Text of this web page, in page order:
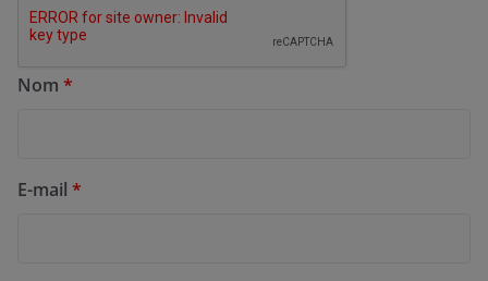
Nom *
E-mail *